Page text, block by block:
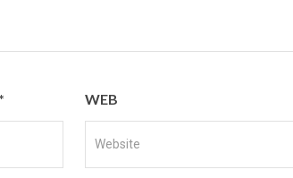
* WEB